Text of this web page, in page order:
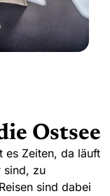
Ostsee
es Zeiten, da läuft
sind, zu
sind dabei